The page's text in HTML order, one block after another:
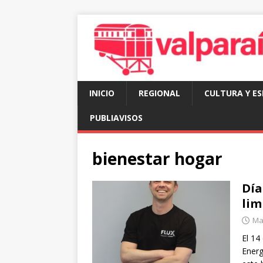
INICIO REGIONAL CULTURA Y
PUBLIAVISOS
bienestar hogar
El